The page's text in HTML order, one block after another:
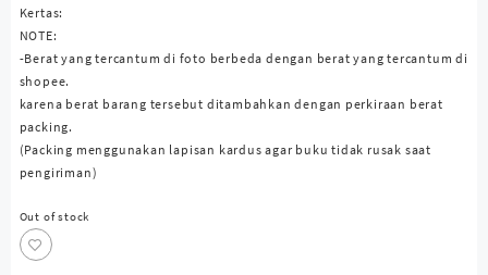
Kertas:
NOTE:
-Berat yang tercantum di foto berbeda dengan berat yang tercantum di
shopee.
karena berat barang tersebut ditambahkan dengan perkiraan berat
packing.
(Packing menggunakan lapisan kardus agar buku tidak rusak saat
pengiriman)
Out of stock